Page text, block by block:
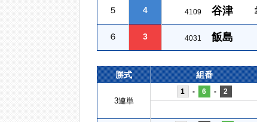
５ 4 4109 谷津
６ 3 4031 飯島
勝式 組番
3連単
1 - 6 - 2